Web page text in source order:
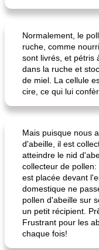
Normalement, le
ruche, comme
sont livrés, et pétris
dans la ruche et
de miel. La cellule
cire, ce qui lui
Mais puisque nous
d'abeille, il est
atteindre le nid
collecteur de
est placée devant
domestique ne
pollen d'abeille sur
un petit récipient.
Frustrant pour les
chaque fois!